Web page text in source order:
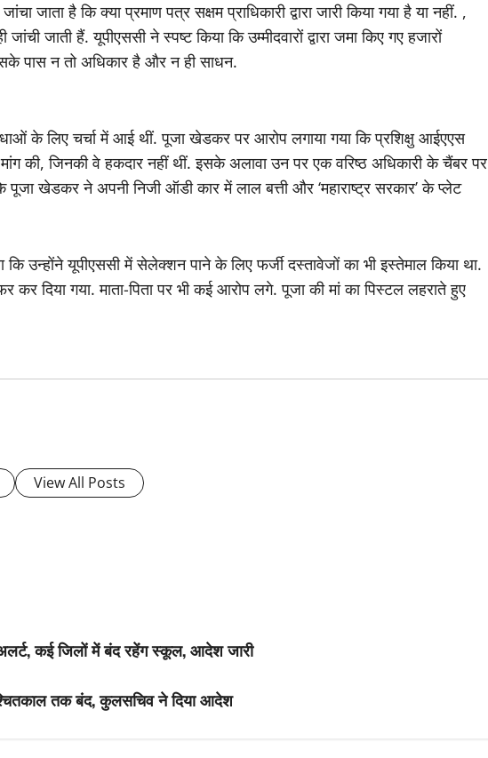
जाता है कि क्या प्रमाण पत्र सक्षम प्राधिकारी द्वारा जारी किया गया है या नहीं. ,
जाती हैं. यूपीएससी ने स्पष्ट किया कि उम्मीदवारों द्वारा जमा किए गए हजारों
पास न तो अधिकार है और न ही साधन.
लिए चर्चा में आई थीं. पूजा खेडकर पर आरोप लगाया गया कि प्रशिक्षु आईएएस
की, जिनकी वे हकदार नहीं थीं. इसके अलावा उन पर एक वरिष्ठ अधिकारी के चैंबर पर
पूजा खेडकर ने अपनी निजी ऑडी कार में लाल बत्ती और ‘महाराष्ट्र सरकार’ के प्लेट
उन्होंने यूपीएससी में सेलेक्शन पाने के लिए फर्जी दस्तावेजों का भी इस्तेमाल किया था.
दिया गया. माता-पिता पर भी कई आरोप लगे. पूजा की मां का पिस्टल लहराते हुए
View All Posts
कई जिलों में बंद रहेंग स्कूल, आदेश जारी
तक बंद, कुलसचिव ने दिया आदेश